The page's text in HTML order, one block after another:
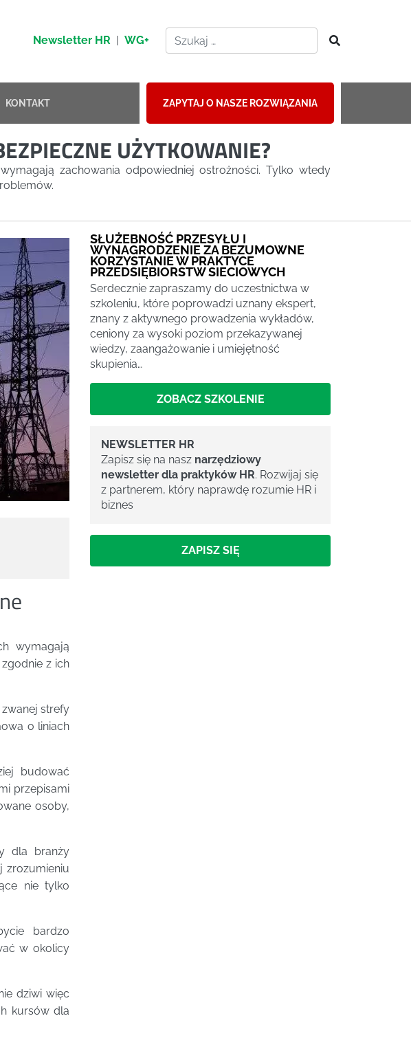
Newsletter HR | WG+
KONTAKT ZAPYTAJ O NASZE ROZWIĄZANIA
UŻYTKOWANIE?
zachowania odpowiedniej ostrożności. Tylko wtedy
wymagają
z ich
strefy
o liniach
budować
przepisami
osoby,
dla branży
zrozumieniu
nie tylko
bardzo
w okolicy
dziwi więc
kursów dla
SŁUŻEBNOŚĆ PRZESYŁU I
WYNAGRODZENIE ZA BEZUMOWNE
KORZYSTANIE W PRAKTYCE
PRZEDSIĘBIORSTW SIECIOWYCH
Serdecznie zapraszamy do uczestnictwa w
szkoleniu, które poprowadzi uznany ekspert,
znany z aktywnego prowadzenia wykładów,
ceniony za wysoki poziom przekazywanej
wiedzy, zaangażowanie i umiejętność
skupienia…
ZOBACZ SZKOLENIE
NEWSLETTER HR
Zapisz się na nasz narzędziowy
newsletter dla praktyków HR. Rozwijaj się
z partnerem, który naprawdę rozumie HR i
biznes
ZAPISZ SIĘ